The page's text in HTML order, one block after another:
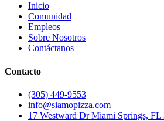
Inicio
Comunidad
Empleos
Sobre Nosotros
Contáctanos
Contacto
(305) 449-9553
info@siamopizza.com
17 Westward Dr Miami Springs, FL